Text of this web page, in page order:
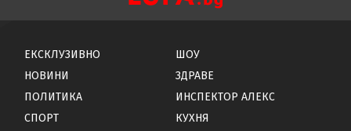
ЕКСКЛУЗИВНО
НОВИНИ
ПОЛИТИКА
СПОРТ
ШОУ
ЗДРАВЕ
ИНСПЕКТОР АЛЕКС
КУХНЯ